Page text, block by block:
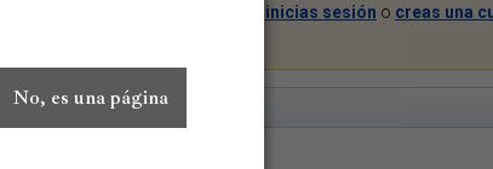
si haces cualquier edición. Si inicias sesión o creas una
Ayuda
No, es una página